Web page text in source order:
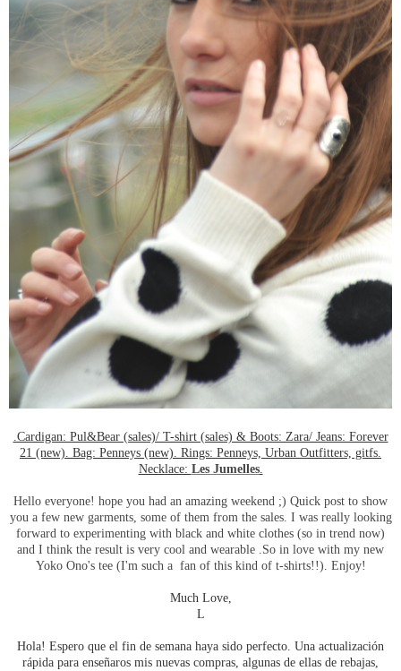
.Cardigan: Pul&Bear (sales)/ T-shirt (sales) & Boots: Zara/ Jeans: Forever
21 (new). Bag: Penneys (new). Rings: Penneys, Urban Outfitters, gitfs.
Necklace: Les Jumelles.
Hello everyone! hope you had an amazing weekend ;) Quick post to show
you a few new garments, some of them from the sales. I was really looking
forward to experimenting with black and white clothes (so in trend now)
and I think the result is very cool and wearable .So in love with my new
Yoko Ono's tee (I'm such a fan of this kind of t-shirts!!). Enjoy!
Much Love,
L
Hola! Espero que el fin de semana haya sido perfecto. Una actualización
rápida para enseñaros mis nuevas compras, algunas de ellas de rebajas,